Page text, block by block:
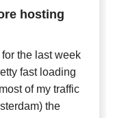
hosting
the last week
fast loading
of my traffic
the